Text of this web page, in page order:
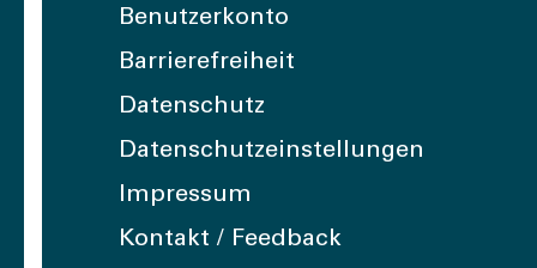
Benutzerkonto
Barrierefreiheit
Datenschutz
Datenschutzeinstellungen
Impressum
Kontakt / Feedback